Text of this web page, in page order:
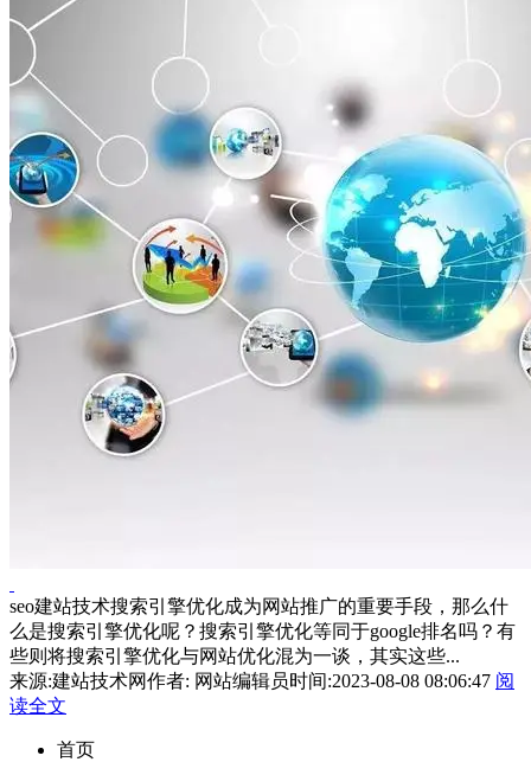
seo建站技术搜索引擎优化成为网站推广的重要手段，那么什
么是搜索引擎优化呢？搜索引擎优化等同于google排名吗？有
些则将搜索引擎优化与网站优化混为一谈，其实这些...
来源:建站技术网作者: 网站编辑员时间:2023-08-08 08:06:47 阅
读全文
首页